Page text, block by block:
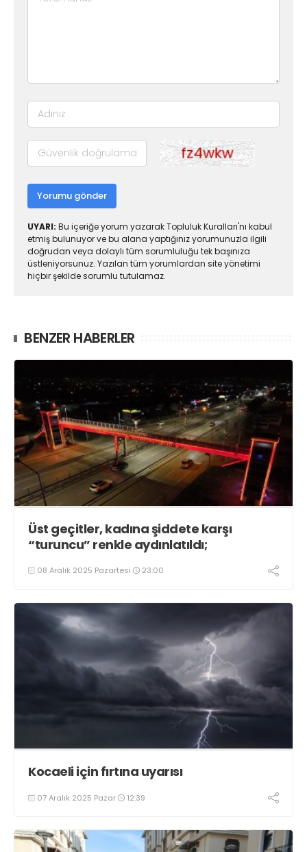
Yorumu gönder
UYARI: Bu içeriğe yorum yazarak Topluluk Kuralları'nı kabul
etmiş bulunuyor ve bu alana yaptığınız yorumunuzla ilgili
doğrudan veya dolaylı tüm sorumluluğu tek başınıza
üstleniyorsunuz. Yazılan tüm yorumlardan site yönetimi
hiçbir şekilde sorumlu tutulamaz.
BENZER HABERLER
Üst geçitler, kadına şiddete karşı
“turuncu” renkle aydınlatıldı;
08 Aralık 2025 Pazartesi 23:00
Kocaeli için fırtına uyarısı
07 Aralık 2025 Pazar 12:39